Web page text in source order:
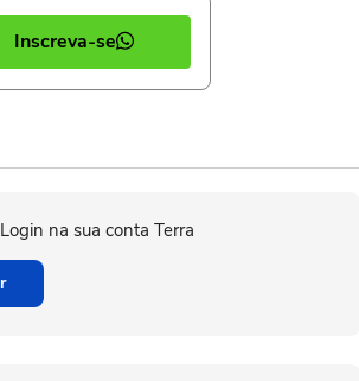
Inscreva-se
na sua conta Terra